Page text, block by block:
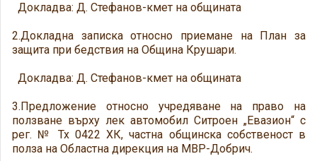
Докладва: Д. Стефанов-кмет на общината
2.Докладна записка относно приемане на План за
защита при бедствия на Община Крушари.
Докладва: Д. Стефанов-кмет на общината
3.Предложение относно учредяване на право на
ползване върху лек автомобил Ситроен „Евазион“ с
рег. № Тх 0422 ХК, частна общинска собственост в
полза на Областна дирекция на МВР-Добрич.